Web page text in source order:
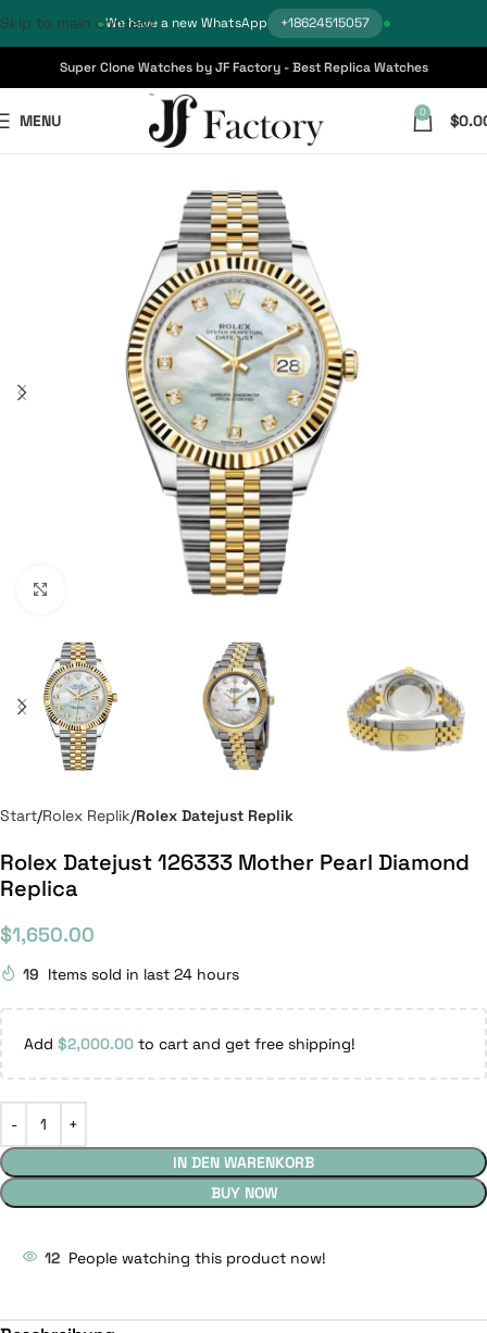
We have a new WhatsApp +18624515057
Skip to main content
Super Clone Watches by JF Factory - Best Replica Watches
MENU 0 $
Start Rolex Replik Rolex Datejust Replik
Rolex Datejust 126333 Mother Pearl Diamond
Replica
$1,650.00
19 Items sold in last 24 hours
Add $2,000.00 to cart and get free shipping!
IN DEN WARENKORB
BUY NOW
12 People watching this product now!